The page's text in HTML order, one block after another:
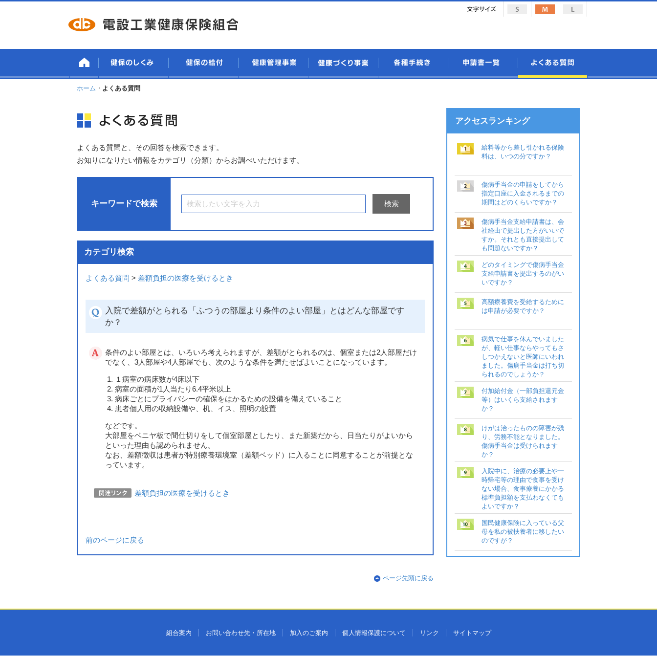
ホーム よくある質問
よくある質問と、その回答を検索できます。
お知りになりたい情報をカテゴリ（分類）からお調べいただけます。
キーワードで検索 検索
カテゴリ検索
よくある質問 > 差額負担の医療を受けるとき
入院で差額がとられる「ふつうの部屋より条件のよい部屋」とはどんな部屋です
か？
条件のよい部屋とは、いろいろ考えられますが、差額がとられるのは、個室または2人部屋だけ
でなく、3人部屋や4人部屋でも、次のような条件を満たせばよいことになっています。
１病室の病床数が4床以下
病室の面積が1人当たり6.4平米以上
病床ごとにプライバシーの確保をはかるための設備を備えていること
患者個人用の収納設備や、机、イス、照明の設置
などです。
大部屋をベニヤ板で間仕切りをして個室部屋としたり、また新築だから、日当たりがよいから
といった理由も認められません。
なお、差額徴収は患者が特別療養環境室（差額ベッド）に入ることに同意することが前提とな
っています。
差額負担の医療を受けるとき
前のページに戻る
ページ先頭に戻る
アクセスランキング
給料等から差し引かれる保険
料は、いつの分ですか？
傷病手当金の申請をしてから
指定口座に入金されるまでの
期間はどのくらいですか？
傷病手当金支給申請書は、会
社経由で提出した方がいいで
すか。それとも直接提出して
も問題ないですか？
どのタイミングで傷病手当金
支給申請書を提出するのがい
いですか？
高額療養費を受給するために
は申請が必要ですか？
病気で仕事を休んでいました
が、軽い仕事ならやってもさ
しつかえないと医師にいわれ
ました。傷病手当金は打ち切
られるのでしょうか？
付加給付金（一部負担還元金
等）はいくら支給されます
か？
けがは治ったものの障害が残
り、労務不能となりました。
傷病手当金は受けられます
か？
入院中に、治療の必要上や一
時帰宅等の理由で食事を受け
ない場合、食事療養にかかる
標準負担額を支払わなくても
よいですか？
国民健康保険に入っている父
母を私の被扶養者に移したい
のですが？
組合案内 お問い合わせ先・所在地 加入のご案内 個人情報保護について リンク サイトマップ